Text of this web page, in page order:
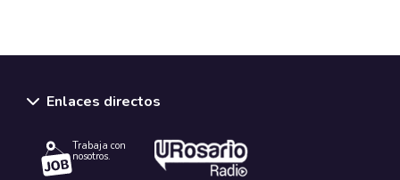
Enlaces directos
Trabaja con
nosotros.